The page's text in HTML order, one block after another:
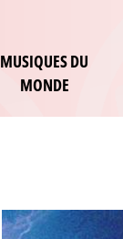
MUSIQUES DU
MONDE